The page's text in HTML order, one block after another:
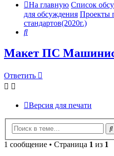
На главную Список
для обсуждения Проекты
стандартов(2020г.)
Поиск
Макет ПС
Ответить
Версия для печати
1 сообщение • Страница 1 из 1